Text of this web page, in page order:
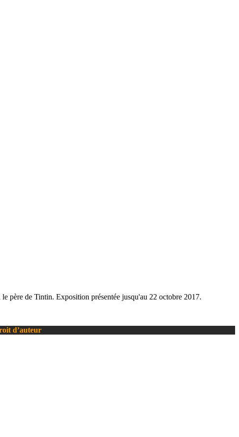
père de Tintin. Exposition présentée jusqu'au 22 octobre 2017.
d’auteur